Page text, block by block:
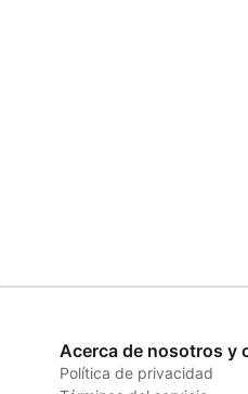
Acerca de nosotros y
Política de privacidad